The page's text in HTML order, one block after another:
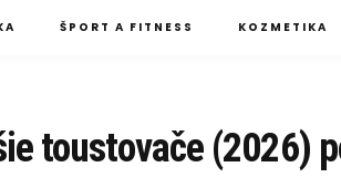
ŠPORT A FITNESS KOZMETIKA
toustovače (2026)